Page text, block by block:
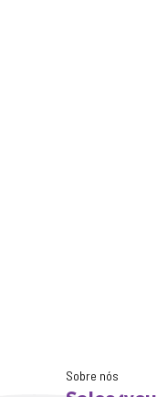
Sobre nós